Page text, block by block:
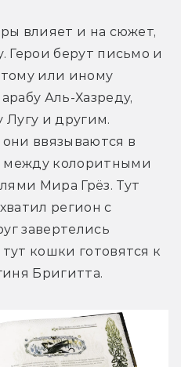
влияет и на сюжет,
Герои берут письмо и
или иному
Аль-Хазреду,
Лугу и другим.
ввязываются в
колоритными
Мира Грёз. Тут
регион с
завертелись
кошки готовятся к
Бригитта.